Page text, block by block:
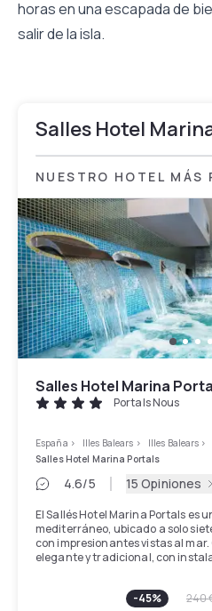
horas en una escapada de
salir de la isla.
Salles Hotel
NUESTRO HOTEL MÁS
DAY PASS EN PALMA
Salles Hotel Marina
Portals Nous
España > Illes Balears > Illes Balears >
Salles Hotel Marina Portals
4.6/5 15 Opiniones
El Sallés Hotel Marina Portals es
mediterráneo, ubicado a solo
con impresionantes vistas al
elegante y tradicional, con
Dispone de un spa con acceso
-45% 240